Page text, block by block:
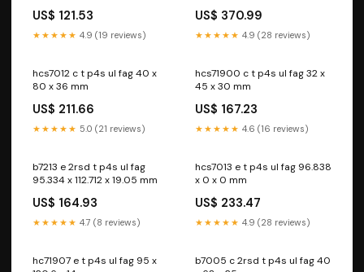
US$ 121.53
★★★★★ 4.9 (19 reviews)
US$ 370.99
★★★★★ 4.9 (28 reviews)
hcs7012 c t p4s ul fag 40 x
80 x 36 mm
US$ 211.66
★★★★★ 5.0 (21 reviews)
hcs71900 c t p4s ul fag 32 x
45 x 30 mm
US$ 167.23
★★★★★ 4.6 (16 reviews)
b7213 e 2rsd t p4s ul fag
95.334 x 112.712 x 19.05 mm
US$ 164.93
★★★★★ 4.7 (8 reviews)
hcs7013 e t p4s ul fag 96.838
x 0 x 0 mm
US$ 233.47
★★★★★ 4.9 (28 reviews)
hc71907 e t p4s ul fag 95 x
b7005 c 2rsd t p4s ul fag 40